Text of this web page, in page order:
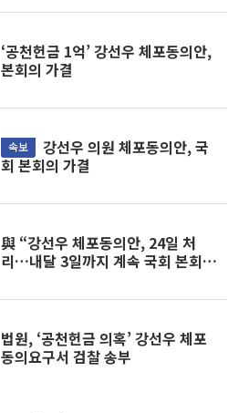
‘공천헌금 1억’ 강선우 체포동의안,
본회의 가결
속보
회 본회의 가결
與 “강선우 체포동의안, 24일 처
리…내달 3일까지 계속 국회 본회
법원, ‘공천헌금 의혹’ 강선우 체포
동의요구서 검찰 송부